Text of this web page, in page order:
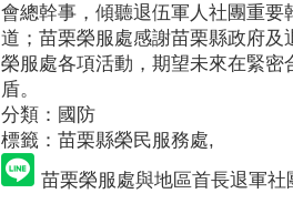
會總幹事，傾聽退伍軍人社團重
道；苗栗榮服處感謝苗栗縣政府
榮服處各項活動，期望未來在緊
盾。
分類：國防
標籤：苗栗縣榮民服務處,
苗栗榮服處與地區首長退軍